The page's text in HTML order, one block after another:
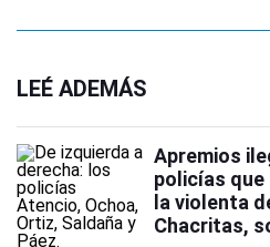
LEÉ ADEMÁS
Apremios
policías
la violenta
Chacritas,